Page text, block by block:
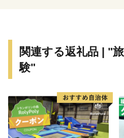
で、皆さまにご満足
頂けましたら幸いにございます
関連する返礼品 | "
験"